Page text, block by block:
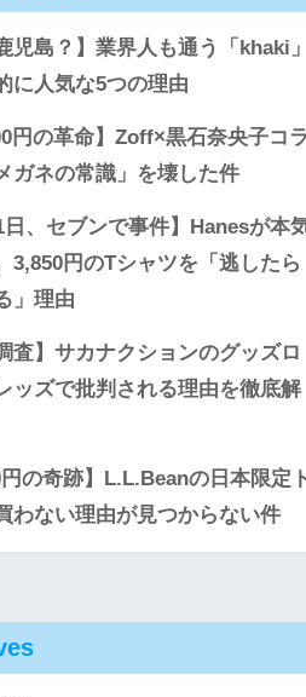
児島？】業界人も通う「khaki」
に人気な5つの理由
円の革命】Zoff×黒石奈央子コラ
ガネの常識」を壊した件
日、セブンで事件】Hanesが本
3,850円のTシャツを「逃したら
」理由
査】サカナクションのグッズロ
ッズで批判される理由を徹底解
円の奇跡】L.L.Beanの日本限定
わない理由が見つからない件